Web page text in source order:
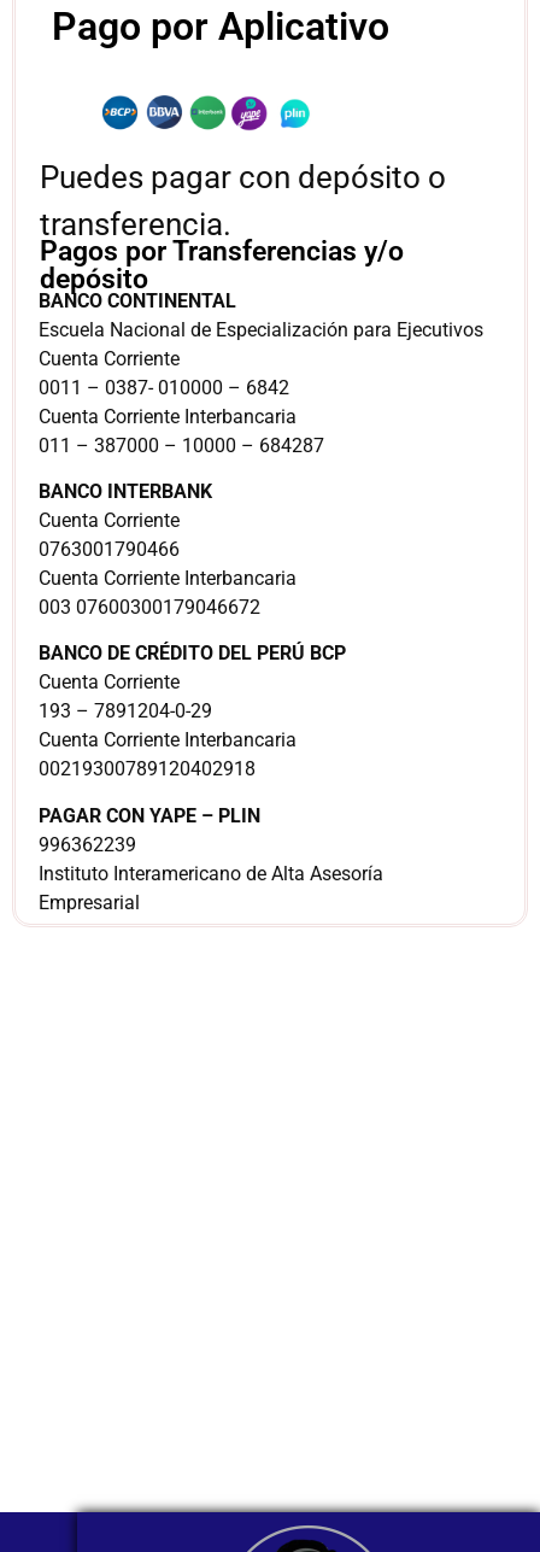
Pago por Aplicativo
Puedes pagar con depósito o
transferencia.
BANCO CONTINENTAL
Escuela Nacional de Especialización para Ejecutivos
Cuenta Corriente
0011 – 0387- 010000 – 6842
Cuenta Corriente Interbancaria
011 – 387000 – 10000 – 684287
BANCO INTERBANK
Cuenta Corriente
0763001790466
Cuenta Corriente Interbancaria
003 07600300179046672
BANCO DE CRÉDITO DEL PERÚ BCP
Cuenta Corriente
193 – 7891204-0-29
Cuenta Corriente Interbancaria
00219300789120402918
PAGAR CON YAPE – PLIN
996362239
Instituto Interamericano de Alta Asesoría
Empresarial
Pagos por Transferencias y/o
depósito